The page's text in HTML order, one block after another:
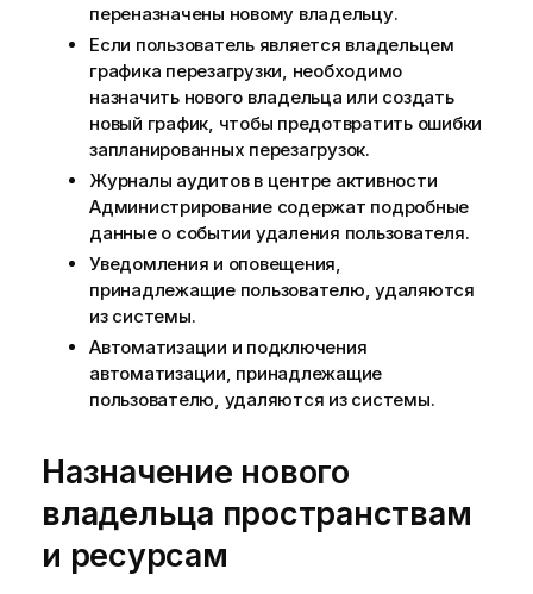
переназначены новому владельцу.
Если пользователь является владельцем
графика перезагрузки, необходимо
назначить нового владельца или создать
новый график, чтобы предотвратить ошибки
запланированных перезагрузок.
Журналы аудитов в центре активности
Администрированиесодержат подробные
данные о событии удаления пользователя.
Уведомления и оповещения,
принадлежащие пользователю, удаляются
из системы.
Автоматизации и подключения
автоматизации, принадлежащие
пользователю, удаляются из системы.
Назначение нового
владельца пространствам
и ресурсам